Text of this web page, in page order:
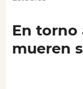
En torno
mueren